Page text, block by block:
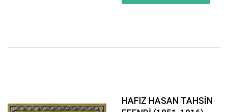
HAFIZ HASAN TAHSİN